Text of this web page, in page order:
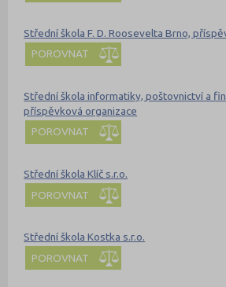
Střední škola F. D. Roosevelta Brno,
POROVNAT
Střední škola informatiky, poštovnictví a
příspěvková organizace
POROVNAT
Střední škola Klíč s.r.o.
POROVNAT
Střední škola Kostka s.r.o.
POROVNAT